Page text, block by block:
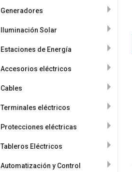
Generadores
Iluminación Solar
Estaciones de Energía
Accesorios eléctricos
Cables
Terminales eléctricos
Protecciones eléctricas
Tableros Eléctricos
Automatización y Control